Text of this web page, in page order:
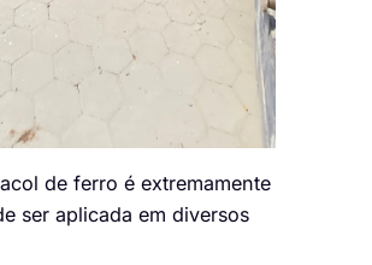
de ferro é extremamente
ser aplicada em diversos